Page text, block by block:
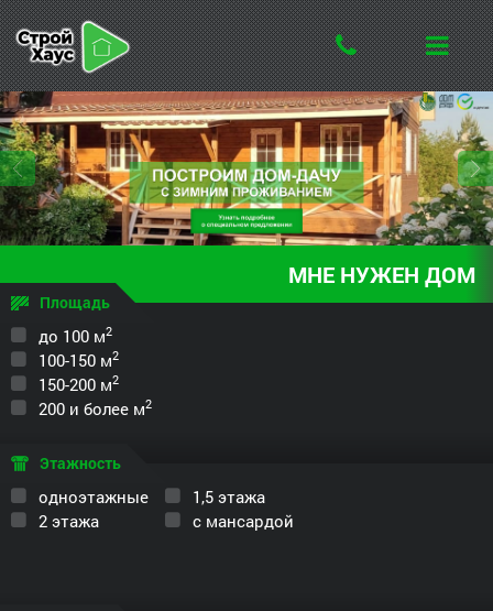
МНЕ НУЖЕН ДОМ
Площадь
до 100 м2
100-150 м2
150-200 м2
200 и более м2
Этажность
одноэтажные
1,5 этажа
2 этажа
с мансардой